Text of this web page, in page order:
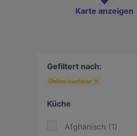
Karte anzeigen
Gefiltert nach:
Online buchbar
Küche
Afghanisch (1)